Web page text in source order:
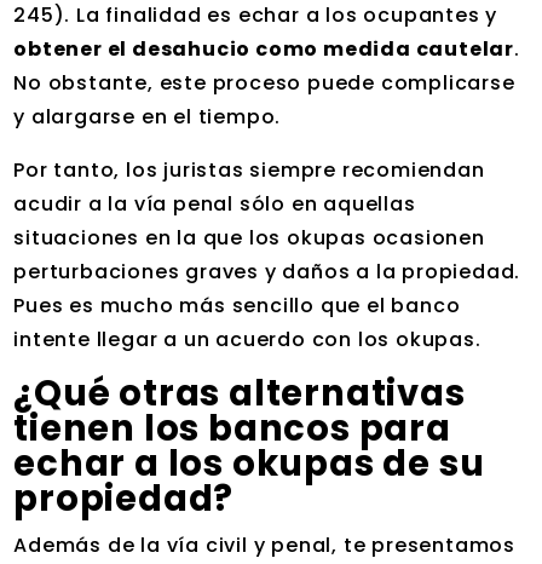
245). La finalidad es echar a los ocupantes y
obtener el desahucio como medida cautelar.
No obstante, este proceso puede complicarse
y alargarse en el tiempo.
Por tanto, los juristas siempre recomiendan
acudir a la vía penal sólo en aquellas
situaciones en la que los okupas ocasionen
perturbaciones graves y daños a la propiedad.
Pues es mucho más sencillo que el banco
intente llegar a un acuerdo con los okupas.
¿Qué otras alternativas
tienen los bancos para
echar a los okupas de su
propiedad?
Además de la vía civil y penal, te presentamos